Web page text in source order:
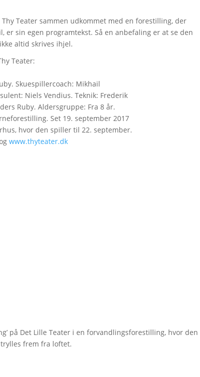
Teater sammen udkommet med en forestilling, der
er sin egen programtekst. Så en anbefaling er at se den
altid skrives ihjel.
Teater:
Skuespillercoach: Mikhail
Niels Vendius. Teknik: Frederik
Ruby. Aldersgruppe: Fra 8 år.
Set 19. september 2017
hvor den spiller til 22. september.
www.thyteater.dk
på Det Lille Teater i en forvandlingsforestilling, hvor den
frem fra loftet.